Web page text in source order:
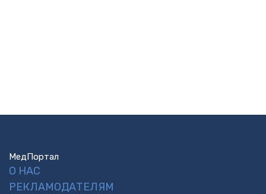
МедПортал
О НАС
РЕКЛАМОДАТЕЛЯМ